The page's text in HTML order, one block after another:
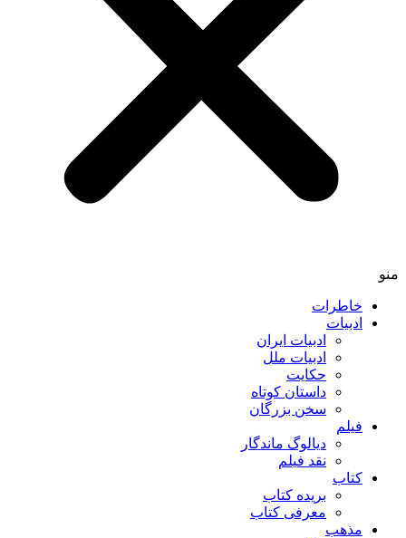
منو
خاطرات
ادبیات
ادبیات ایران
ادبیات ملل
حکایت
داستان کوتاه
سخن بزرگان
فیلم
دیالوگ ماندگار
نقد فیلم
کتاب
بریده کتاب
معرفی کتاب
مذهب